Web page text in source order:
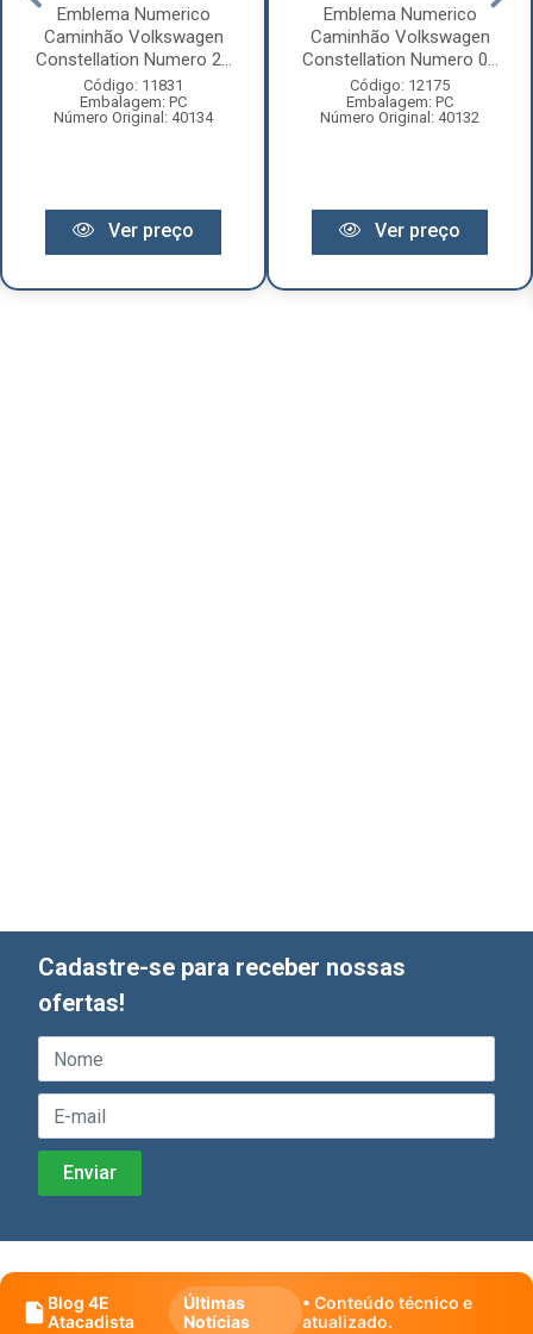
Emblema Numerico
Caminhão Volkswagen
Constellation Numero 2...
Código: 11831
Embalagem: PC
Número Original: 40134
Ver preço
Emblema Numerico
Caminhão Volkswagen
Constellation Numero 0...
Código: 12175
Embalagem: PC
Número Original: 40132
Ver preço
Cadastre-se para receber nossas
ofertas!
Blog 4E
Atacadista
Últimas
Notícias
• Conteúdo técnico e
atualizado.